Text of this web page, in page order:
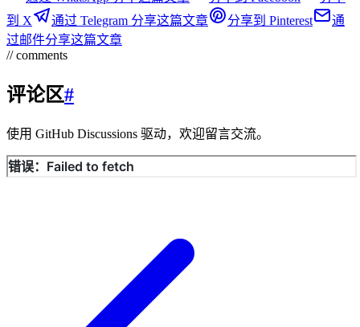
到 X
通过 Telegram 分享这篇文章 分享到 Pinterest
通
过邮件分享这篇文章
// comments
评论区#
使用 GitHub Discussions 驱动，欢迎留言交流。